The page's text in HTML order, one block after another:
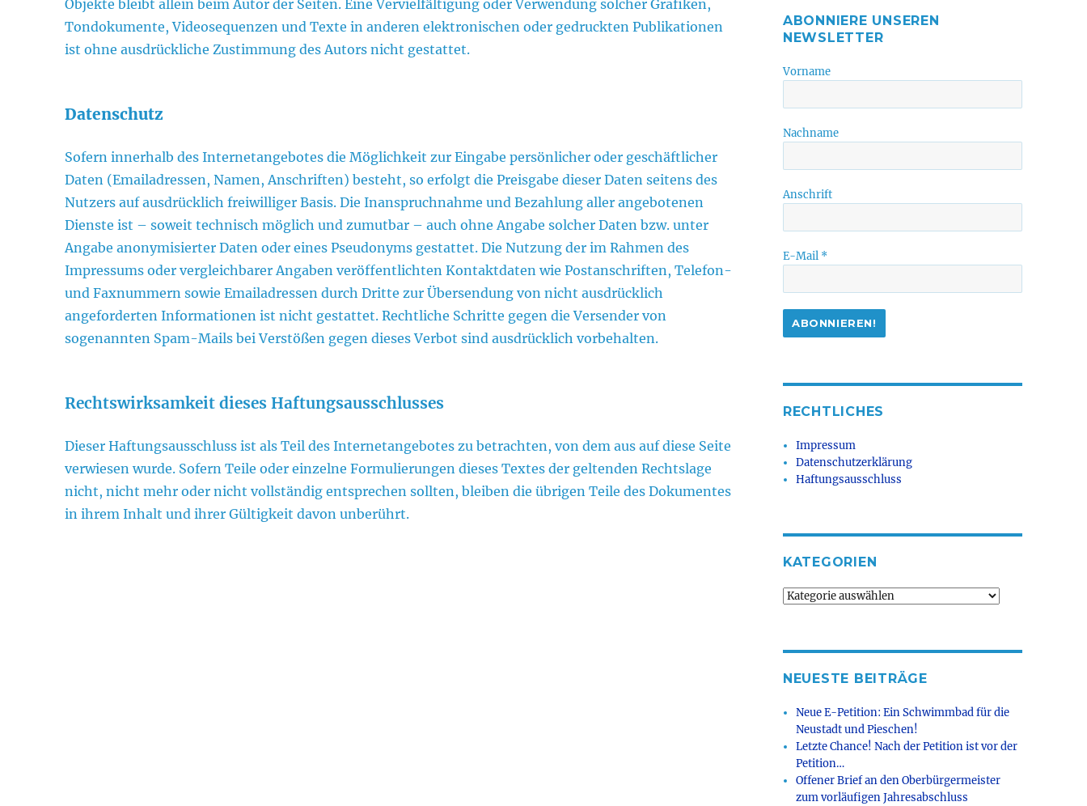
Objekte bleibt allein beim Autor der Seiten. Eine Vervielfältigung oder Verwendung solcher Grafiken,
Tondokumente, Videosequenzen und Texte in anderen elektronischen oder gedruckten Publikationen
ist ohne ausdrückliche Zustimmung des Autors nicht gestattet.
Datenschutz
Sofern innerhalb des Internetangebotes die Möglichkeit zur Eingabe persönlicher oder geschäftlicher
Daten (Emailadressen, Namen, Anschriften) besteht, so erfolgt die Preisgabe dieser Daten seitens des
Nutzers auf ausdrücklich freiwilliger Basis. Die Inanspruchnahme und Bezahlung aller angebotenen
Dienste ist – soweit technisch möglich und zumutbar – auch ohne Angabe solcher Daten bzw. unter
Angabe anonymisierter Daten oder eines Pseudonyms gestattet. Die Nutzung der im Rahmen des
Impressums oder vergleichbarer Angaben veröffentlichten Kontaktdaten wie Postanschriften, Telefon-
und Faxnummern sowie Emailadressen durch Dritte zur Übersendung von nicht ausdrücklich
angeforderten Informationen ist nicht gestattet. Rechtliche Schritte gegen die Versender von
sogenannten Spam-Mails bei Verstößen gegen dieses Verbot sind ausdrücklich vorbehalten.
Rechtswirksamkeit dieses Haftungsausschlusses
Dieser Haftungsausschluss ist als Teil des Internetangebotes zu betrachten, von dem aus auf diese Seite
verwiesen wurde. Sofern Teile oder einzelne Formulierungen dieses Textes der geltenden Rechtslage
nicht, nicht mehr oder nicht vollständig entsprechen sollten, bleiben die übrigen Teile des Dokumentes
in ihrem Inhalt und ihrer Gültigkeit davon unberührt.
ABONNIERE UNSEREN
NEWSLETTER
Vorname
Nachname
Anschrift
E-Mail *
RECHTLICHES
Impressum
Datenschutzerklärung
Haftungsausschluss
KATEGORIEN
Kategorien
NEUESTE BEITRÄGE
Neue E-Petition: Ein Schwimmbad für die
Neustadt und Pieschen!
Letzte Chance! Nach der Petition ist vor der
Petition…
Offener Brief an den Oberbürgermeister
zum vorläufigen Jahresabschluss